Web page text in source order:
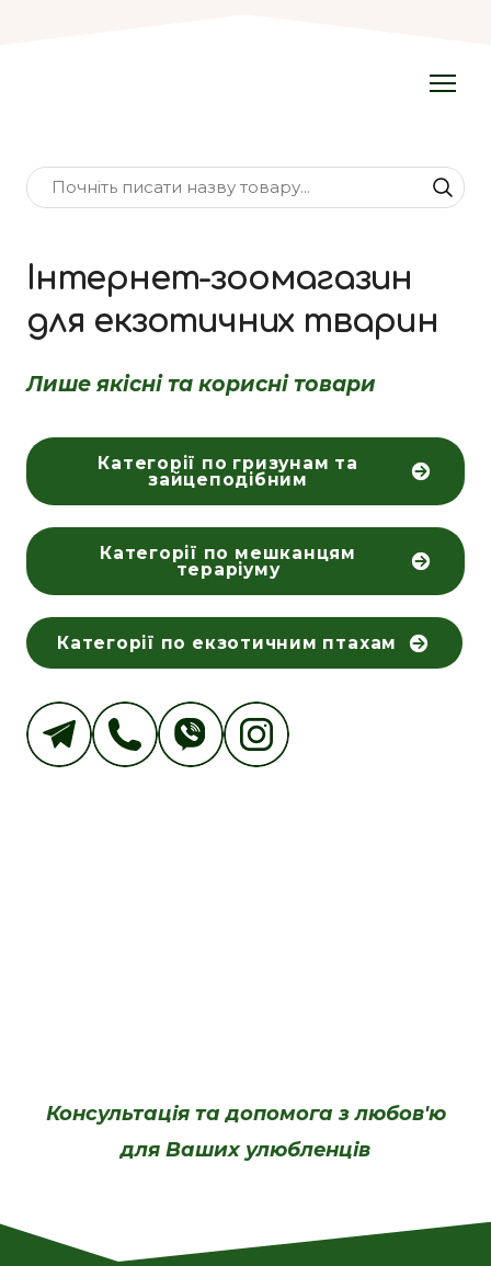
Інтернет-зоомагазин
для екзотичних тварин
Лише якісні та корисні товари
Категорії по гризунам та
зайцеподібним
Категорії по мешканцям
тераріуму
Категорії по екзотичним птахам
Консультація та допомога з любов'ю
для Ваших улюбленців